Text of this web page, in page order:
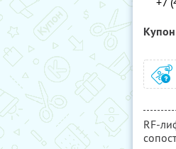
RF-